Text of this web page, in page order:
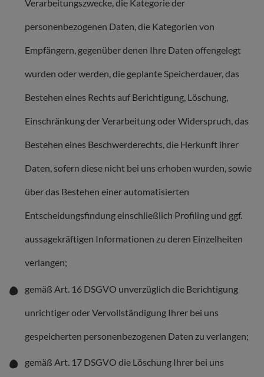
Verarbeitungszwecke, die Kategorie der
personenbezogenen Daten, die Kategorien von
Empfängern, gegenüber denen Ihre Daten offengelegt
wurden oder werden, die geplante Speicherdauer, das
Bestehen eines Rechts auf Berichtigung, Löschung,
Einschränkung der Verarbeitung oder Widerspruch, das
Bestehen eines Beschwerderechts, die Herkunft ihrer
Daten, sofern diese nicht bei uns erhoben wurden, sowie
über das Bestehen einer automatisierten
Entscheidungsfindung einschließlich Profiling und ggf.
aussagekräftigen Informationen zu deren Einzelheiten
verlangen;
gemäß Art. 16 DSGVO unverzüglich die Berichtigung
unrichtiger oder Vervollständigung Ihrer bei uns
gespeicherten personenbezogenen Daten zu verlangen;
gemäß Art. 17 DSGVO die Löschung Ihrer bei uns